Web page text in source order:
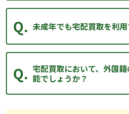
未成年でも宅配買取を利
宅配買取において、外国
能でしょうか？